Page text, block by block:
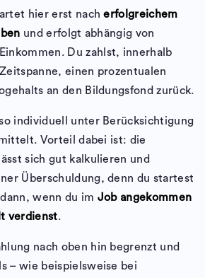
hier erst nacherfolgreichem
und erfolgt abhängig von
Du zahlst, innerhalb
einen prozentualen
an den Bildungsfond zurück.
individuell unter Berücksichtigung
Vorteil dabei ist: die
sich gut kalkulieren und
Überschuldung, denn du startest
wenn du im Job angekommen
verdienst.
nach oben hin begrenzt und
– wie beispielsweise bei